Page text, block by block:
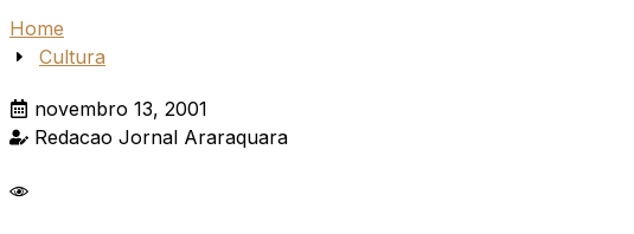
Home
Cultura
novembro 13, 2001
Redacao Jornal Araraquara